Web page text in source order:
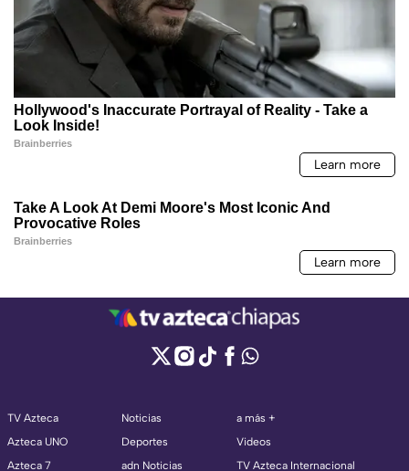
TV Azteca
Azteca UNO
Azteca 7
Noticias
Deportes
adn Noticias
a más +
Videos
TV Azteca Internacional